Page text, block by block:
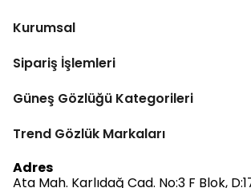
Kurumsal
Sipariş İşlemleri
Güneş Gözlüğü Kategorileri
Trend Gözlük Markaları
Adres
Ata Mah. Karlıdağ Cad. No:3 F Blok,